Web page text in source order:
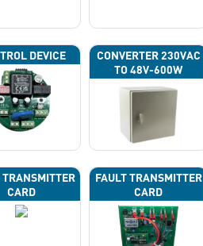
DEVICE
CONVERTER 230VAC
TO 48V-600W
TRANSMITTER
CARD
FAULT TRANSMITTER
CARD